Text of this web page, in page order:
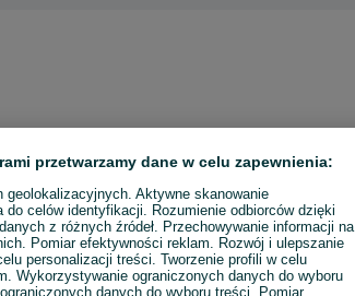
przetwarzamy dane w celu zapewnienia:
geolokalizacyjnych. Aktywne skanowanie
celów identyfikacji. Rozumienie odbiorców dzięki
z różnych źródeł. Przechowywanie informacji na
Pomiar efektywności reklam. Rozwój i ulepszanie
personalizacji treści. Tworzenie profili w celu
Wykorzystywanie ograniczonych danych do wyboru
danych do wyboru treści. Pomiar